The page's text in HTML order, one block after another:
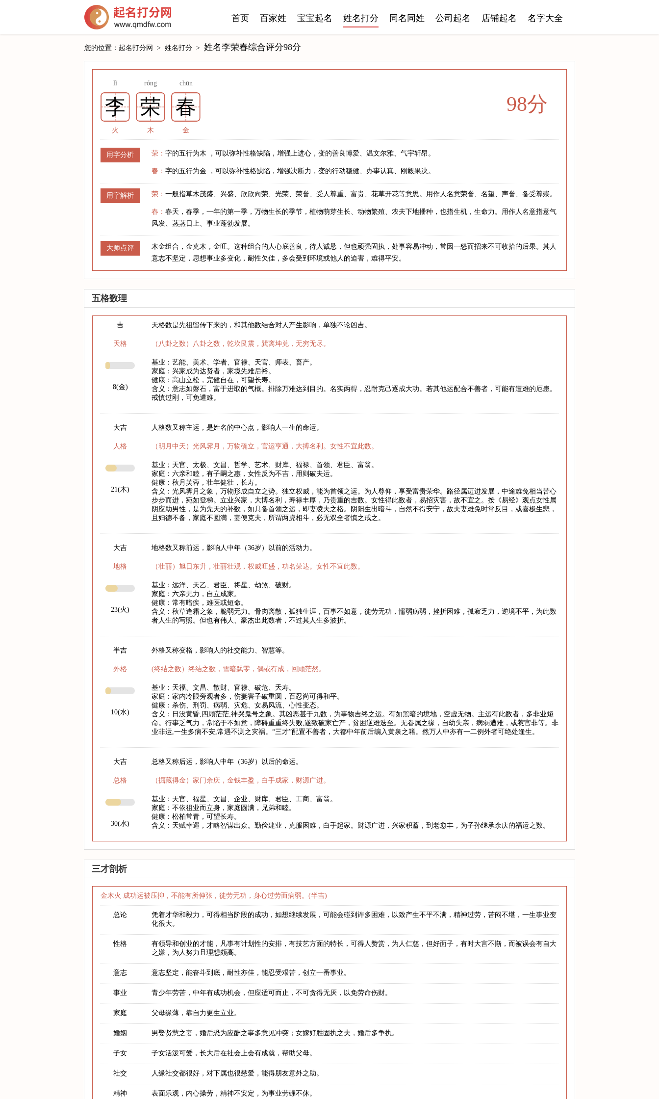
首页 百家姓 宝宝起名 姓名打分 同名同姓 公司起名 店铺起名 名字大全
您的位置： 起名打分网 > 姓名打分 > 姓名李荣春综合评分98分
lǐ róng chūn
李 荣 春
火 木 金
98分
用字分析 荣： 字的五行为木 ，可以弥补性格缺陷，增强上进心，变的善良博爱、温文尔雅、气宇轩昂。
春： 字的五行为金 ，可以弥补性格缺陷，增强决断力，变的行动稳健、办事认真、刚毅果决。
用字解析 荣： 一般指草木茂盛、兴盛、欣欣向荣、光荣、荣誉、受人尊重、富贵、花草开花等意思。用作人名意荣誉、名望、声誉、备受尊崇。
春： 春天，春季，一年的第一季，万物生长的季节，植物萌芽生长、动物繁殖、农夫下地播种，也指生机，生命力。用作人名意指意气
风发、蒸蒸日上、事业蓬勃发展。
大师点评
木金组合，金克木，金旺。这种组合的人心底善良，待人诚恳，但也顽强固执，处事容易冲动，常因一怒而招来不可收拾的后果。其人
意志不坚定，思想事业多变化，耐性欠佳，多会受到环境或他人的迫害，难得平安。
五格数理
吉
天格
8(金)
天格数是先祖留传下来的，和其他数结合对人产生影响，单独不论凶吉。
（八卦之数）八卦之数，乾坎艮震，巽离坤兑，无穷无尽。
基业：艺能、美术、学者、官禄、天官、师表、畜产。
家庭：兴家成为达贤者，家境先难后裕。
健康：高山立松，完健自在，可望长寿。
含义：意志如磐石，富于进取的气概。排除万难达到目的。名实两得，忍耐克己逐成大功。若其他运配合不善者，可能有遭难的厄患。
戒慎过刚，可免遭难。
大吉
人格
21(木)
人格数又称主运，是姓名的中心点，影响人一生的命运。
（明月中天）光风霁月，万物确立，官运亨通，大搏名利。女性不宜此数。
基业；天官、太极、文昌、哲学、艺术、财库、福禄、首领、君臣、富翁。
家庭：六亲和睦，有子嗣之惠，女性反为不吉，用则破夫运。
健康：秋月芙蓉，壮年健壮，长寿。
含义：光风霁月之象，万物形成自立之势。独立权威，能为首领之运。为人尊仰，享受富贵荣华。路径属迈进发展，中途难免相当苦心
步步而进，宛如登梯。立业兴家，大博名利，寿禄丰厚，乃贵重的吉数。女性得此数者，易招灾害，故不宜之。按《易经》观点女性属
阴应助男性，是为先天的补数，如具备首领之运，即妻凌夫之格。阴阳生出暗斗，自然不得安宁，故夫妻难免时常反目，或喜极生悲，
且妇德不备，家庭不圆满，妻便克夫，所谓两虎相斗，必无双全者慎之戒之。
大吉
地格
23(火)
地格数又称前运，影响人中年（36岁）以前的活动力。
（壮丽）旭日东升，壮丽壮观，权威旺盛，功名荣达。女性不宜此数。
基业：远洋、天乙、君臣、将星、劫煞、破财。
家庭：六亲无力，自立成家。
健康：常有暗疾，难医或短命。
含义：秋草逢霜之象，脆弱无力。骨肉离散，孤独生涯，百事不如意，徒劳无功，懦弱病弱，挫折困难，孤寂乏力，逆境不平，为此数
者人生的写照。但也有伟人、豪杰出此数者，不过其人生多波折。
半吉
外格
10(水)
外格又称变格，影响人的社交能力、智慧等。
(终结之数）终结之数，雪暗飘零，偶或有成，回顾茫然。
基业：天福、文昌、散财、官禄、破危、夭寿。
家庭：家内冷眼旁观者多，伤妻害子破重圆，百忍尚可得和平。
健康：杀伤、刑罚、病弱、灾危、女易风流、心性变态。
含义：日没黄昏,四顾茫茫,神哭鬼号之象。其凶恶甚于九数，为事物吉终之运。有如黑暗的境地，空虚无物。主运有此数者，多非业短
命。行事乏气力，常陷于不如意，障碍重重终失败,遂致破家亡产，贫困逆难迭至。无眷属之缘，自幼失亲，病弱遭难，或惹官非等。非
业非运,一生多病不安,常遇不测之灾祸。“三才”配置不善者，大都中年前后编入黄泉之籍。然万人中亦有一二例外者可绝处逢生。
大吉
总格
30(水)
总格又称后运，影响人中年（36岁）以后的命运。
（掘藏得金）家门余庆，金钱丰盈，白手成家，财源广进。
基业：天官、福星、文昌、企业、财库、君臣、工商、富翁。
家庭：不依祖业而立身，家庭圆满，兄弟和睦。
健康：松柏常青，可望长寿。
含义：天赋幸遇，才略智谋出众。勤俭建业，克服困难，白手起家。财源广进，兴家积蓄，到老愈丰，为子孙继承余庆的福运之数。
三才剖析
金木火 成功运被压抑，不能有所伸张，徒劳无功，身心过劳而病弱。(半吉)
总论
凭着才华和毅力，可得相当阶段的成功，如想继续发展，可能会碰到许多困难，以致产生不平不满，精神过劳，苦闷不堪，一生事业变
化很大。
性格
有领导和创业的才能，凡事有计划性的安排，有技艺方面的特长，可得人赞赏，为人仁慈，但好面子，有时大言不惭，而被误会有自大
之嫌，为人努力且理想颇高。
意志 意志坚定，能奋斗到底，耐性亦佳，能忍受艰苦，创立一番事业。
事业 青少年劳苦，中年有成功机会，但应适可而止，不可贪得无厌，以免劳命伤财。
家庭 父母缘薄，靠自力更生立业。
婚姻 男娶贤慧之妻，婚后恐为应酬之事多意见冲突；女嫁好胜固执之夫，婚后多争执。
子女 子女活泼可爱，长大后在社会上会有成就，帮助父母。
社交 人缘社交都很好，对下属也很慈爱，能得朋友意外之助。
精神 表面乐观，内心操劳，精神不安定，为事业劳碌不休。